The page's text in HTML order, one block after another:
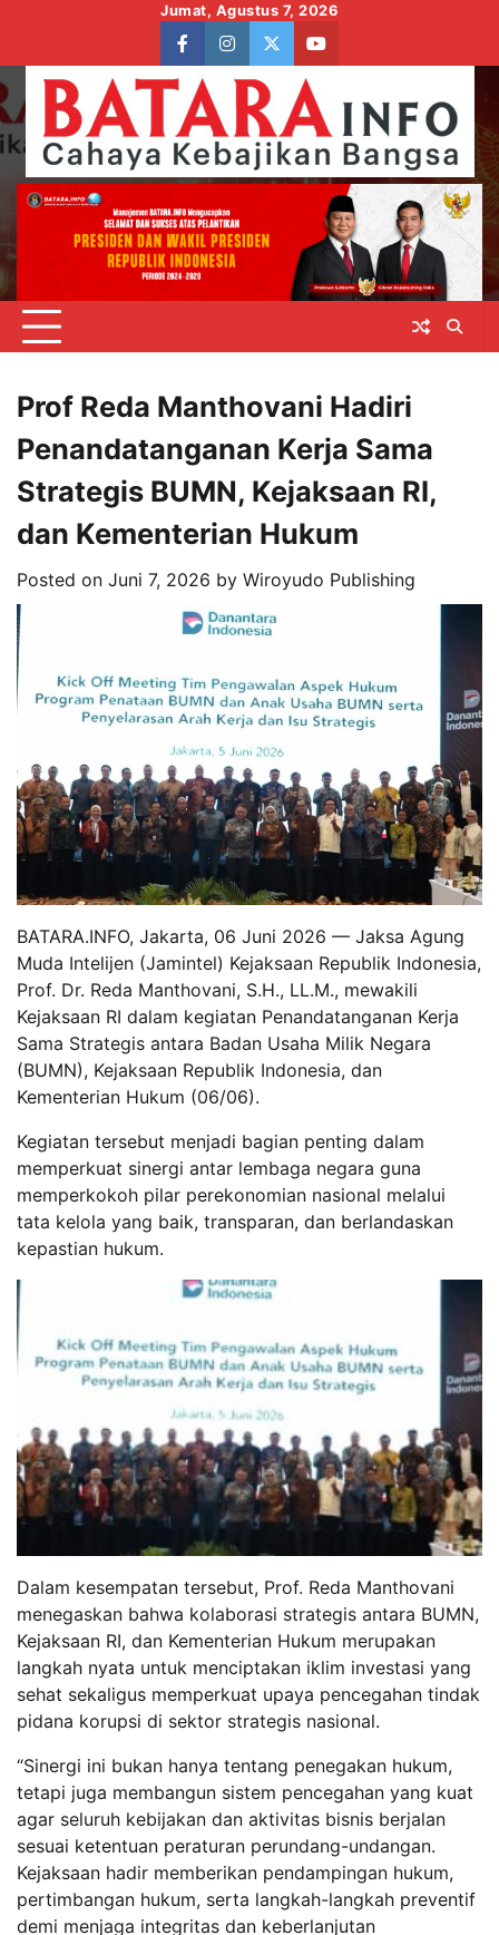
content
Jumat, Agustus 7, 2026
facebookinstagram
twitteryoutube
Prof Reda Manthovani Hadiri
Penandatanganan Kerja Sama
Strategis BUMN, Kejaksaan RI,
dan Kementerian Hukum
Posted on Juni 7, 2026 by Wiroyudo Publishing
BATARA.INFO, Jakarta, 06 Juni 2026 — Jaksa Agung
Muda Intelijen (Jamintel) Kejaksaan Republik Indonesia,
Prof. Dr. Reda Manthovani, S.H., LL.M., mewakili
Kejaksaan RI dalam kegiatan Penandatanganan Kerja
Sama Strategis antara Badan Usaha Milik Negara
(BUMN), Kejaksaan Republik Indonesia, dan
Kementerian Hukum (06/06).
Kegiatan tersebut menjadi bagian penting dalam
memperkuat sinergi antar lembaga negara guna
memperkokoh pilar perekonomian nasional melalui
tata kelola yang baik, transparan, dan berlandaskan
kepastian hukum.
Dalam kesempatan tersebut, Prof. Reda Manthovani
menegaskan bahwa kolaborasi strategis antara BUMN,
Kejaksaan RI, dan Kementerian Hukum merupakan
langkah nyata untuk menciptakan iklim investasi yang
sehat sekaligus memperkuat upaya pencegahan tindak
pidana korupsi di sektor strategis nasional.
“Sinergi ini bukan hanya tentang penegakan hukum,
tetapi juga membangun sistem pencegahan yang kuat
agar seluruh kebijakan dan aktivitas bisnis berjalan
sesuai ketentuan peraturan perundang-undangan.
Kejaksaan hadir memberikan pendampingan hukum,
pertimbangan hukum, serta langkah-langkah preventif
demi menjaga integritas dan keberlanjutan